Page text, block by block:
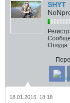
SHYT
Откуда:
18.01.2016, 18:18